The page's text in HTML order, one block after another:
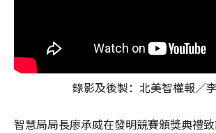
錄影及後製：北美智權報／
智慧局局長廖承威在發明競賽頒獎典禮